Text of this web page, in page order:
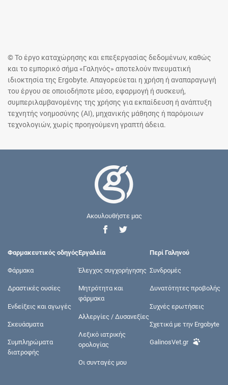
© Το έργο καταχώρησης και επεξεργασίας δεδομένων, καθώς
και το εμπορικό σήμα «Γαληνός» αποτελούν πνευματική
ιδιοκτησία της Ergobyte. Απαγορεύεται η χρήση ή αναπαραγωγή
του έργου σε οποιοδήποτε μέσο, εφαρμογή ή συσκευή,
συμπεριλαμβανομένης της χρήσης για εκπαίδευση ή ανάπτυξη
τεχνητής νοημοσύνης (AI), μηχανικής μάθησης ή παρόμοιων
τεχνολογιών, χωρίς προηγούμενη γραπτή άδεια.
Ακουλουθήστε μας
Φαρμακευτικός οδηγός
Φάρμακα
Δραστικές ουσίες
Ενδείξεις και αγωγές
Σκευάσματα
Συμπληρώματα
διατροφής
Εργαλεία
Έλεγχος συγχορήγησης
Μητρότητα και
φάρμακα
Αλλεργίες / Δυσανεξίες
Λεξικό ιατρικής
ορολογίας
Οι συνταγές μου
Περί Γαληνού
Συνδρομές
Δυνατότητες προβολής
Συχνές ερωτήσεις
Σχετικά με την Ergobyte
GalinosVet.gr